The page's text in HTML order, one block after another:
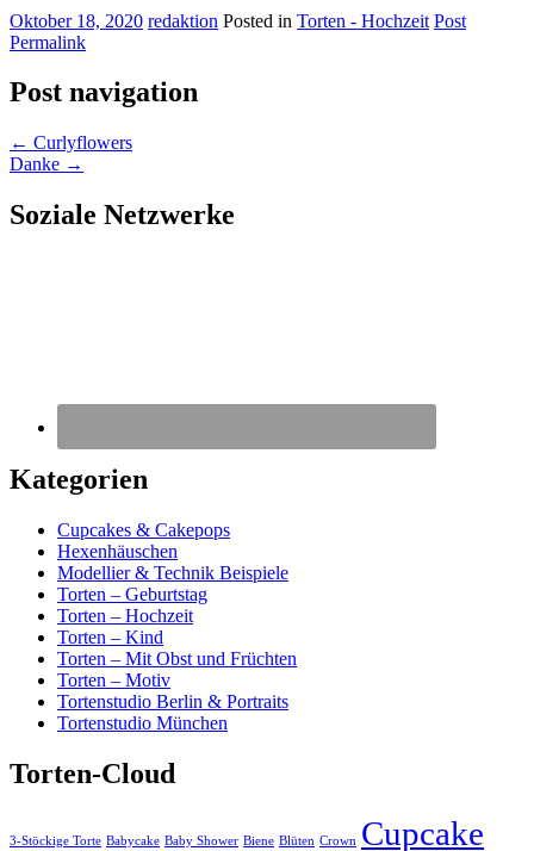
Oktober 18, 2020 redaktion Posted in Torten - Hochzeit Post
Permalink
Post navigation
← Curlyflowers
Danke →
Soziale Netzwerke
Kategorien
Cupcakes & Cakepops
Hexenhäuschen
Modellier & Technik Beispiele
Torten – Geburtstag
Torten – Hochzeit
Torten – Kind
Torten – Mit Obst und Früchten
Torten – Motiv
Tortenstudio Berlin & Portraits
Tortenstudio München
Torten-Cloud
3-Stöckige Torte Babycake Baby Shower Biene Blüten Crown Cupcake